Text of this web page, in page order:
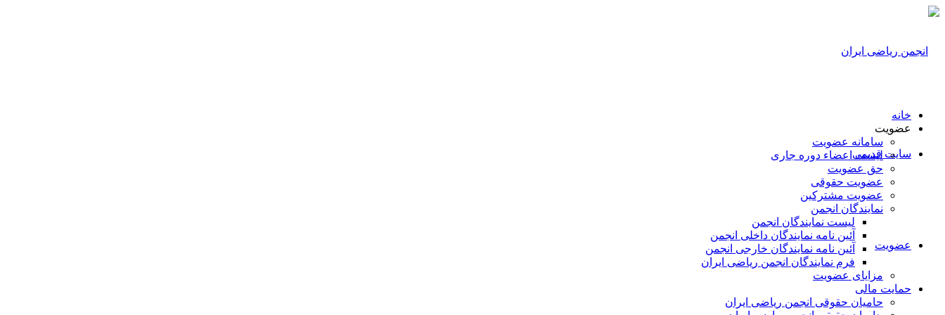
سایت قدیمی
عضویت
خانه
عضویت
سامانه عضویت
لیست اعضاء دوره جاری
حق عضویت
عضویت حقوقی
عضویت مشترکین
نمایندگان انجمن
لیست نمایندگان انجمن
آئین نامه نمایندگان داخلی انجمن
آئین نامه نمایندگان خارجی انجمن
فرم نمایندگان انجمن ریاضی ایران
مزایای عضویت
حمایت مالی
حامیان حقوقی انجمن ریاضی ایران